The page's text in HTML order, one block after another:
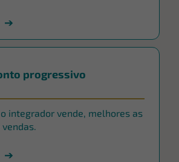
progressivo
integrador vende, melhores as